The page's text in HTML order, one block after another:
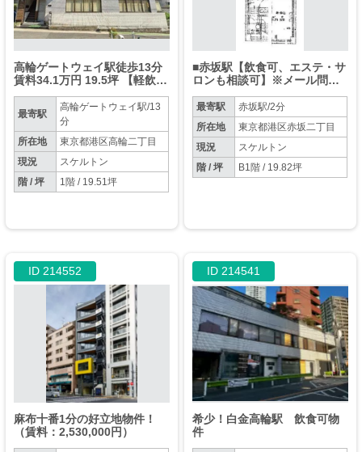
高輪ゲートウェイ駅徒歩13分
賃料34.1万円 19.5坪 【軽飲食
最寄駅
高輪ゲートウェイ駅/13
分
所在地
東京都港区高輪二丁目
現況
スケルトン
階 / 坪
1階 / 19.51坪
■赤坂駅【飲食可、エステ・サ
ロンも相談可】※メール問い
最寄駅
赤坂駅/2分
所在地
東京都港区赤坂二丁目
現況
スケルトン
階 / 坪
B1階 / 19.82坪
ID 214552
麻布十番1分の好立地物件！
（賃料：2,530,000円）
ID 214541
希少！白金高輪駅 飲食可物
件